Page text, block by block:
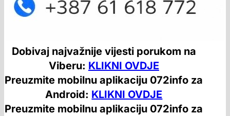
Dobivaj najvažnije vijesti porukom na
Viberu: KLIKNI OVDJE
Preuzmite mobilnu aplikaciju 072info za
Android: KLIKNI OVDJE
Preuzmite mobilnu aplikaciju 072info za